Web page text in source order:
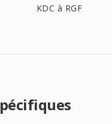
KDC à RGF